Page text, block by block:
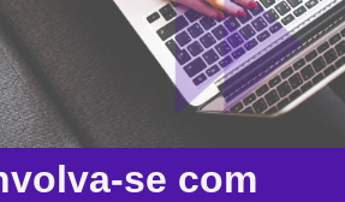
se com